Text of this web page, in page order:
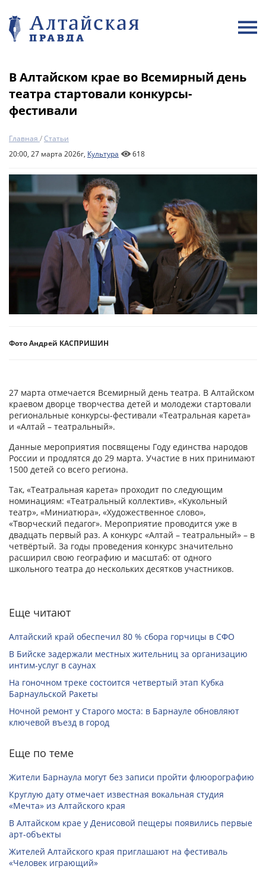
В Алтайском крае во Всемирный день
театра стартовали конкурсы-
фестивали
Главная /Статьи
20:00, 27 марта 2026г, Культура 618
Фото Андрей КАСПРИШИН
27 марта отмечается Всемирный день театра. В Алтайском
краевом дворце творчества детей и молодежи стартовали
региональные конкурсы-фестивали «Театральная карета»
и «Алтай – театральный».
Данные мероприятия посвящены Году единства народов
России и продлятся до 29 марта. Участие в них принимают
1500 детей со всего региона.
Так, «Театральная карета» проходит по следующим
номинациям: «Театральный коллектив», «Кукольный
театр», «Миниатюра», «Художественное слово»,
«Творческий педагог». Мероприятие проводится уже в
двадцать первый раз. А конкурс «Алтай – театральный» – в
четвёртый. За годы проведения конкурс значительно
расширил свою географию и масштаб: от одного
школьного театра до нескольких десятков участников.
Еще читают
Алтайский край обеспечил 80 % сбора горчицы в СФО
В Бийске задержали местных жительниц за организацию
интим-услуг в саунах
На гоночном треке состоится четвертый этап Кубка
Барнаульской Ракеты
Ночной ремонт у Старого моста: в Барнауле обновляют
ключевой въезд в город
Еще по теме
Жители Барнаула могут без записи пройти флюорографию
Круглую дату отмечает известная вокальная студия
«Мечта» из Алтайского края
В Алтайском крае у Денисовой пещеры появились первые
арт-объекты
Жителей Алтайского края приглашают на фестиваль
«Человек играющий»